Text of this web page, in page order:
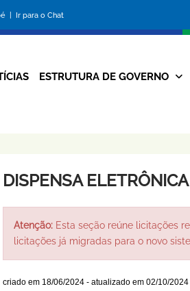
| Ir para o Chat
da
ESTRUTURA DE GOVERNO
DISPENSA
Atenção:Esta seção reúne licitações
licitações já migradas para o novo
criado em 18/06/2024- atualizado em 02/10/